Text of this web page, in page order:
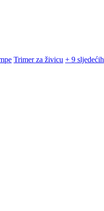
Trimer za živicu + 9 sljedećih